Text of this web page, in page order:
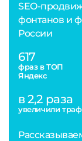
SEO-
фонтанов и
России
617
фраз в ТОП
Яндекс
в 2,2 раза
увеличили